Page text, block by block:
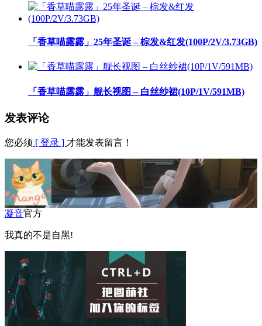
「香草喵露露」25年圣诞 – 棕发&红发(100P/2V/3.73GB)
「香草喵露露」舰长视图 – 白丝纱裙(10P/1V/591MB)
发表评论
您必须 [ 登录 ] 才能发表留言！
凝音官方
我真的不是自黑!